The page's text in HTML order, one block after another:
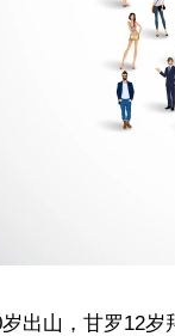
岁出山，甘罗12岁